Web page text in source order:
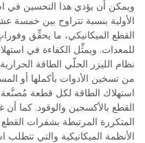
ويمكن أن يؤدي هذا التحسين في
الأولية بنسبة تتراوح بين خمسة
القطع الميكانيكي، ما يحقِّق
للمعدات. ويمثِّل الكفاءة في
نظام الليزر الحلّي الطاقة
من تسخين الأدوات بأكملها أو
استهلاك الطاقة لكل قطعة مُصنَّعة
القطع بالأكسجين والوقود. كما أن
المتكررة المرتبطة بشفرات
الأنظمة الميكانيكية والتي تتطلب